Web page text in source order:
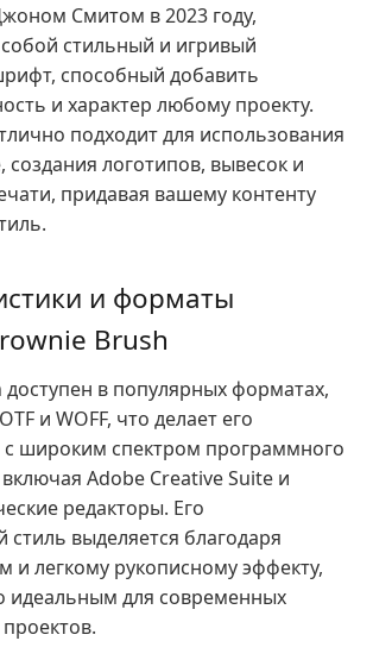
Смитом в 2023 году,
собой стильный и игривый
способный добавить
и характер любому проекту.
подходит для использования
создания логотипов, вывесок и
придавая вашему контенту
и форматы
Brush
в популярных форматах,
и WOFF, что делает его
широким спектром программного
Adobe Creative Suite и
редакторы. Его
выделяется благодаря
и легкому рукописному эффекту,
идеальным для современных